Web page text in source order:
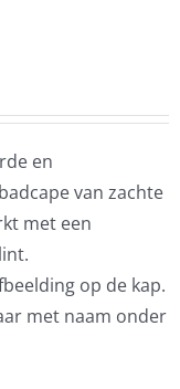
en
van zachte
met een
op de kap.
met naam onder